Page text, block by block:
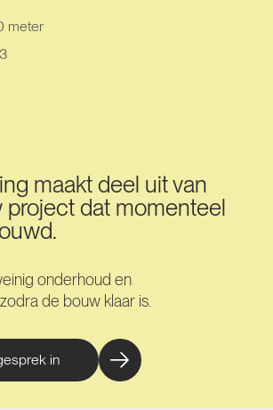
meter
maakt deel uit van
project dat momenteel
onderhoud en
de bouw klaar is.
in